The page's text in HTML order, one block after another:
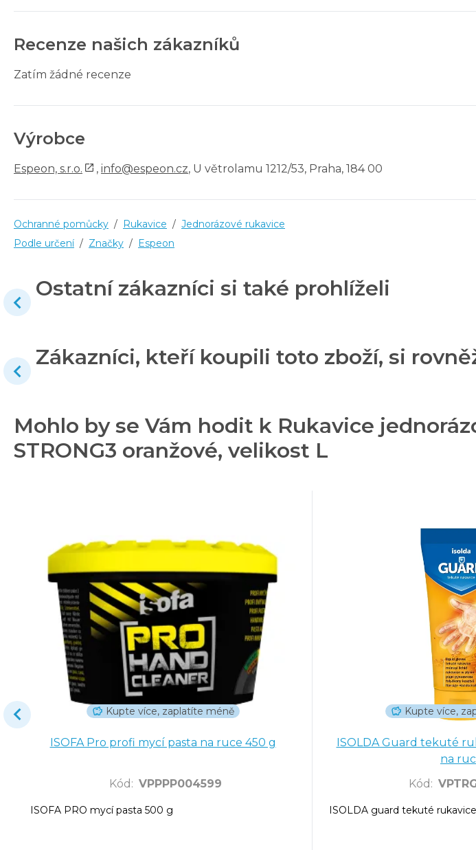
Recenze našich zákazníků
Zatím žádné recenze
Výrobce
Espeon, s.r.o. , info@espeon.cz, U větrolamu 1212/53, Praha, 184 00
Ochranné pomůcky / Rukavice / Jednorázové rukavice
Podle určení / Značky / Espeon
Ostatní zákazníci si také prohlíželi
Zákazníci, kteří koupili toto zboží, si
Mohlo by se Vám hodit k Rukavice
STRONG3 oranžové, velikost L
Kupte více, zaplatíte méně
ISOFA Pro profi mycí pasta na ruce 450 g
Kód : VPPPP004599
ISOFA PRO mycí pasta 500 g
Kupte více,
ISOLDA Guard tekuté
na
Kód :
ISOLDA guard tekuté